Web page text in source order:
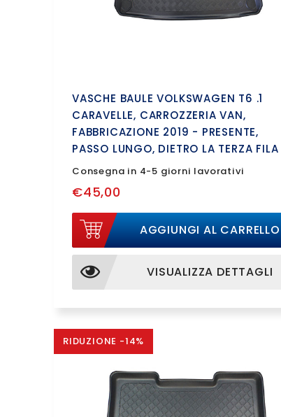
VASCHE BAULE VOLKSWAGEN T6 .1
CARAVELLE, CARROZZERIA VAN,
FABBRICAZIONE 2019 - PRESENTE,
PASSO LUNGO, DIETRO LA TERZA FILA |
193105BSC
Consegna in 4-5 giorni lavorativi
€45,00
AGGIUNGI AL CARRELLO
VISUALIZZA DETTAGLI
RIDUZIONE -14%